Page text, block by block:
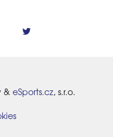
& eSports.cz, s.r.o.